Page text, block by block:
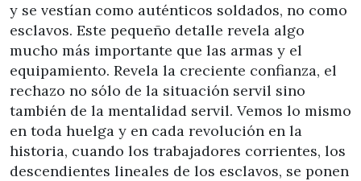
y se vestían como auténticos soldados, no como
esclavos. Este pequeño detalle revela algo
mucho más importante que las armas y el
equipamiento. Revela la creciente confianza, el
rechazo no sólo de la situación servil sino
también de la mentalidad servil. Vemos lo mismo
en toda huelga y en cada revolución en la
historia, cuando los trabajadores corrientes, los
descendientes lineales de los esclavos, se ponen